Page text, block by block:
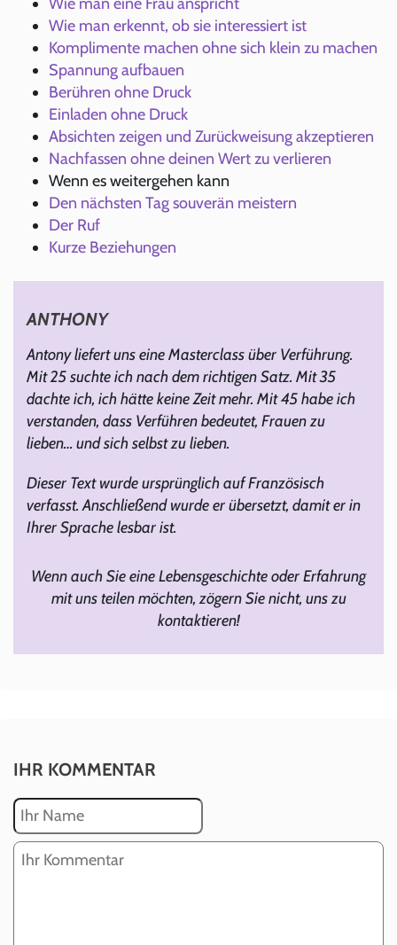
Wie man erkennt, ob sie interessiert ist
Komplimente machen ohne sich klein zu machen
Spannung aufbauen
Berühren ohne Druck
Einladen ohne Druck
Absichten zeigen und Zurückweisung akzeptieren
Nachfassen ohne deinen Wert zu verlieren
Wenn es weitergehen kann
Den nächsten Tag souverän meistern
Der Ruf
Kurze Beziehungen
ANTHONY
Antony liefert uns eine Masterclass über Verführung.
Mit 25 suchte ich nach dem richtigen Satz. Mit 35
dachte ich, ich hätte keine Zeit mehr. Mit 45 habe ich
verstanden, dass Verführen bedeutet, Frauen zu
lieben… und sich selbst zu lieben.
Dieser Text wurde ursprünglich auf Französisch
verfasst. Anschließend wurde er übersetzt, damit er in
Ihrer Sprache lesbar ist.
Wenn auch Sie eine Lebensgeschichte oder Erfahrung
mit uns teilen möchten, zögern Sie nicht, uns zu
kontaktieren!
IHR KOMMENTAR